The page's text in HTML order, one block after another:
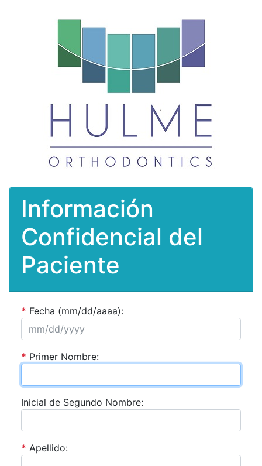
Información
Confidencial del
Paciente
* Fecha (mm/dd/aaaa):
* Primer Nombre:
Inicial de Segundo Nombre:
* Apellido: